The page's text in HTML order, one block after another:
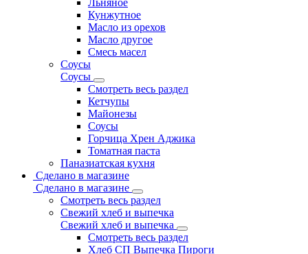
Льняное
Кунжутное
Масло из орехов
Масло другое
Смесь масел
Соусы
Соусы
Смотреть весь раздел
Кетчупы
Майонезы
Соусы
Горчица Хрен Аджика
Томатная паста
Паназиатская кухня
Сделано в магазине
Сделано в магазине
Смотреть весь раздел
Свежий хлеб и выпечка
Свежий хлеб и выпечка
Смотреть весь раздел
Хлеб СП Выпечка Пироги